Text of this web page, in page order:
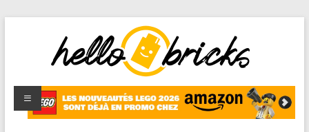
HelloBricks
Blog LEGO,
nouveaut�s